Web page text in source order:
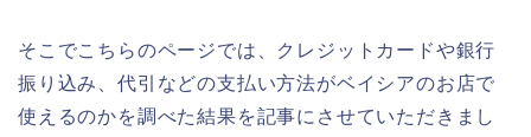
そこでこちらのページでは、クレジットカードや銀行
振り込み、代引などの支払い方法がベイシアのお店で
使えるのかを調べた結果を記事にさせていただきまし